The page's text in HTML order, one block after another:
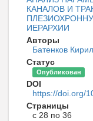
КАНАЛОВ И
ИЕРАРХИИ
Авторы
Батенков
Статус
Опубликован
DOI
https://doi.org/
Страницы
с 28 по 36